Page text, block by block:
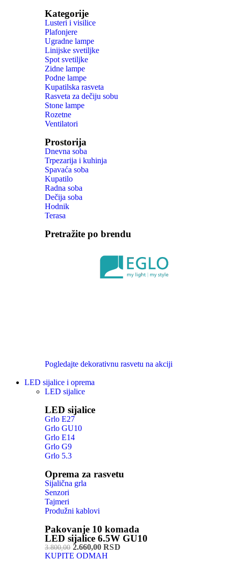
Kategorije
Lusteri i visilice
Plafonjere
Ugradne lampe
Linijske svetiljke
Spot svetiljke
Zidne lampe
Podne lampe
Kupatilska rasveta
Rasveta za dečiju sobu
Stone lampe
Rozetne
Ventilatori
Prostorija
Dnevna soba
Trpezarija i kuhinja
Spavaća soba
Kupatilo
Radna soba
Dečija soba
Hodnik
Terasa
Pretražite po brendu
Pogledajte dekorativnu rasvetu na akciji
LED sijalice i oprema
LED sijalice
LED sijalice
Grlo E27
Grlo GU10
Grlo E14
Grlo G9
Grlo 5.3
Oprema za rasvetu
Sijalična grla
Senzori
Tajmeri
Produžni kablovi
Pakovanje 10 komada
LED sijalice 6.5W GU10
3.800,002.660,00 RSD
KUPITE ODMAH